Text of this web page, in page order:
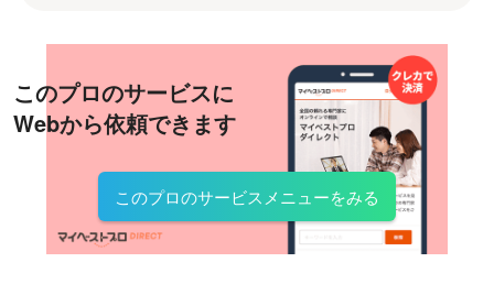
このプロのサービスに
Webから依頼できます
このプロのサービスメニューをみる